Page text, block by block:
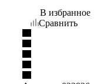
В избранное
Сравнить